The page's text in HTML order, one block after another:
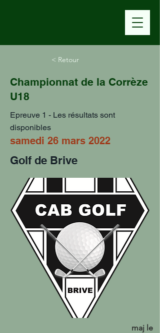
< Retour
Championnat de la Corrèze
U18
Epreuve 1 - Les résultats sont
disponibles
samedi 26 mars 2022
Golf de Brive
maj le